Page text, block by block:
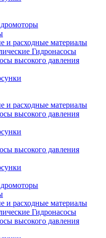
и расходные материалы
Гидронасосы
высокого давления
и расходные материалы
высокого давления
высокого давления
и расходные материалы
Гидронасосы
высокого давления